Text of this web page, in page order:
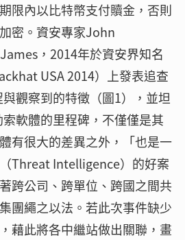
限內以比特幣支付贖金，否則
密。資安專家John
，2014年於資安界知名
USA 2014）上發表追查
觀察到的特徵（圖1），並坦
軟體的里程碑，不僅僅是其
有很大的差異之外，「也是一
Threat Intelligence）的好案
跨公司、跨單位、跨國之間共
團繩之以法。若此次事件缺少
藉此將各中繼站做出關聯，畫